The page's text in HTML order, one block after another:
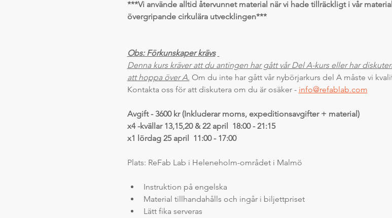
***Vi använde alltid återvunnet material när vi hade tillräckligt i vår
övergripande cirkulära utvecklingen***
Obs: Förkunskaper krävs
Denna kurs kräver att du antingen har gått vår Del A-kurs eller har
att hoppa över A. Om du inte har gått vår nybörjarkurs del A måste vi
Kontakta oss för att diskutera om du är osäker - info@refablab.com
Avgift - 3600 kr (Inkluderar moms, expeditionsavgifter + material)
x4 -kvällar 13,15,20 & 22 april  18:00 - 21:15
x1 lördag 25 april  11:00 - 17:00
Plats: ReFab Lab i Heleneholm-området i Malmö
Instruktion på engelska
Material tillhandahålls och ingår i biljettpriset
Lätt fika serveras